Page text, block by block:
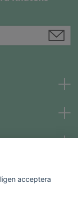
acceptera